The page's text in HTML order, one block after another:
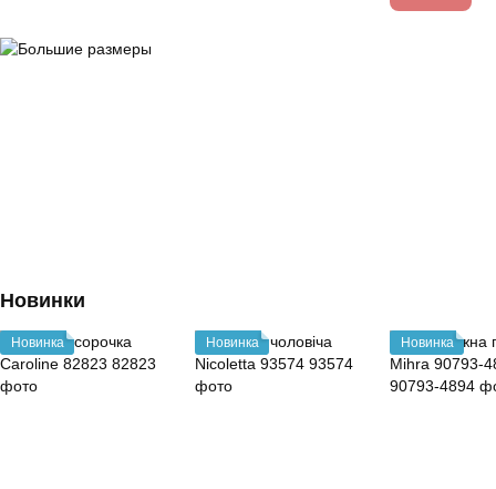
Новинки
Новинка Новинка Новинка